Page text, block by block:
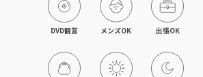
吉祥寺・荻窪・三鷹
立川・国立・国分寺
DVD観賞 メンズOK 出張OK